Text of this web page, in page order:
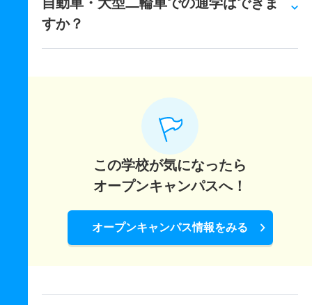
すか？
この学校が気になったら
オープンキャンパスへ！
オープンキャンパス情報をみる